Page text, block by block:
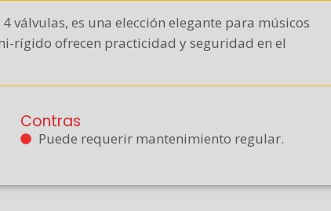
válvulas, es una elección elegante para músicos
rígido ofrecen practicidad y seguridad en el
Contras
Puede requerir mantenimiento regular.